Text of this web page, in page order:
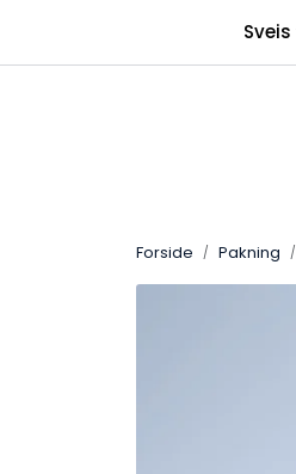
|
Sveis
Forside Pakning